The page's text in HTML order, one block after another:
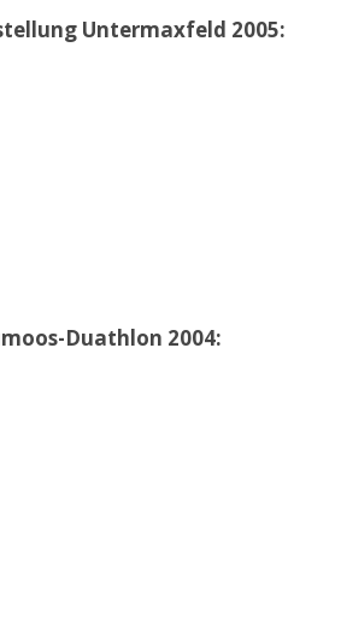
Untermaxfeld 2005:
Duathlon 2004: